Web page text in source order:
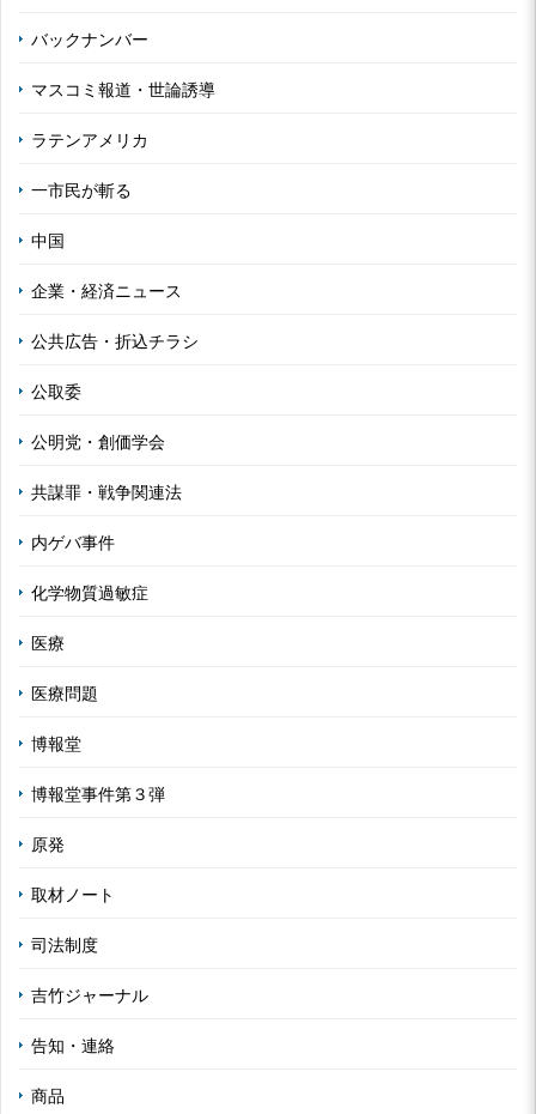
バックナンバー
マスコミ報道・世論誘導
ラテンアメリカ
一市民が斬る
中国
企業・経済ニュース
公共広告・折込チラシ
公取委
公明党・創価学会
共謀罪・戦争関連法
内ゲバ事件
化学物質過敏症
医療
医療問題
博報堂
博報堂事件第３弾
原発
取材ノート
司法制度
吉竹ジャーナル
告知・連絡
商品